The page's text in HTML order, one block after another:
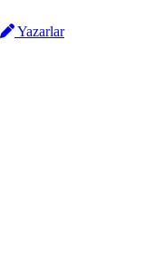
Yazarlar